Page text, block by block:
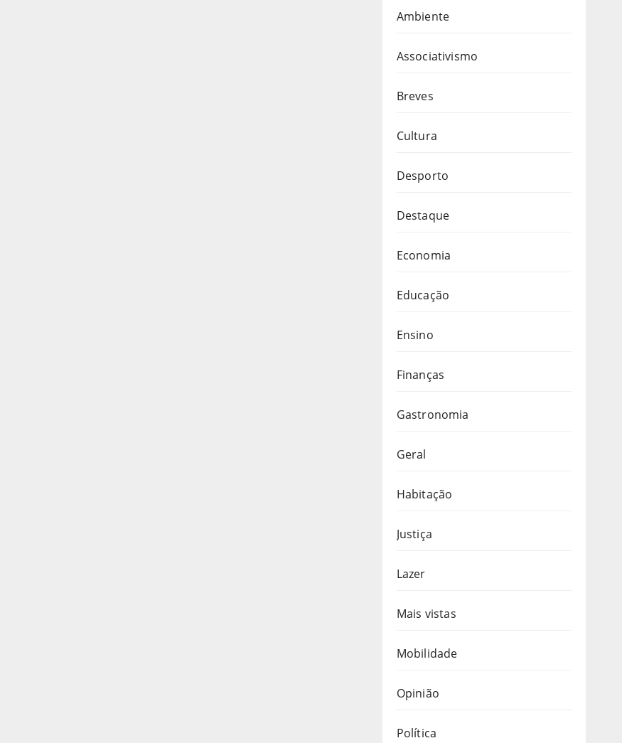
Ambiente
Associativismo
Breves
Cultura
Desporto
Destaque
Economia
Educação
Ensino
Finanças
Gastronomia
Geral
Habitação
Justiça
Lazer
Mais vistas
Mobilidade
Opinião
Política